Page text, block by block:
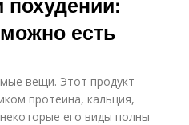
есть
вещи. Этот продукт
протеина, кальция,
его виды полны